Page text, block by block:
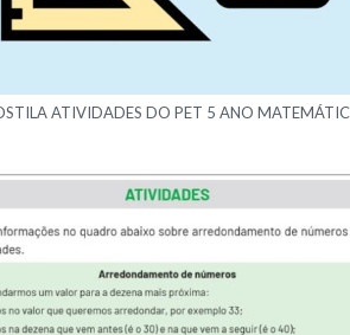
ATIVIDADES DO PET 5 ANO